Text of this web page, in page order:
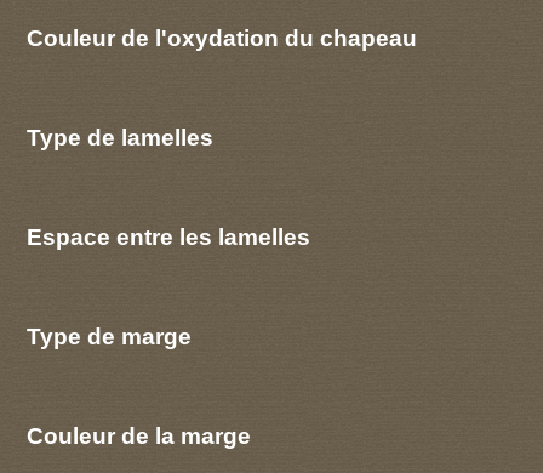
Couleur de l'oxydation du chapeau
Type de lamelles
Espace entre les lamelles
Type de marge
Couleur de la marge